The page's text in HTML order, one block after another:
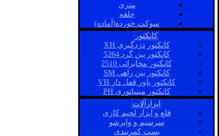
متری
حلقه
سوکت خورده(آماده)
کانکتور
کانکتور دزدگیری XH
کانکتور پین گرد 5264
کانکتور مخابراتی 2510
کانکتور بین راهی SM
کانکتور پاور قفل دار VH
کانکتور مینیاتوری PH
ابزارآلات
قلع و ابزار لحیم کاری
سرسیم و وایرشو
بست کمربندی